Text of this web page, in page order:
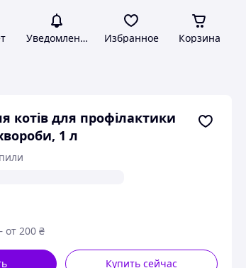
Уведомления Избранное Корзина
котів для профілактики
1 л
от 200 ₴
Купить сейчас